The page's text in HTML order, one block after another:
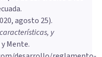
agosto 25).
y
Mente.